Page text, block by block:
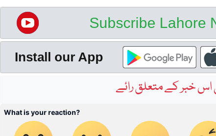
Subscribe Lahore
Install our App
خبر کے متعلق رائے